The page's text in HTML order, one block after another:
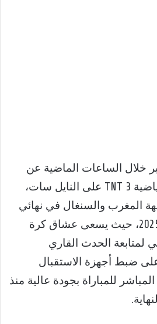
خلال الساعات الماضية عن
تردد قناة المغربية الرياضية 3 TNT على النايل سات،
المغرب والسنغال في نهائي
كأس الأمم الإفريقية 2025، حيث يسعى عشاق كرة
لمتابعة الحدث القاري
ضبط أجهزة الاستقبال
للمباراة بجودة عالية منذ